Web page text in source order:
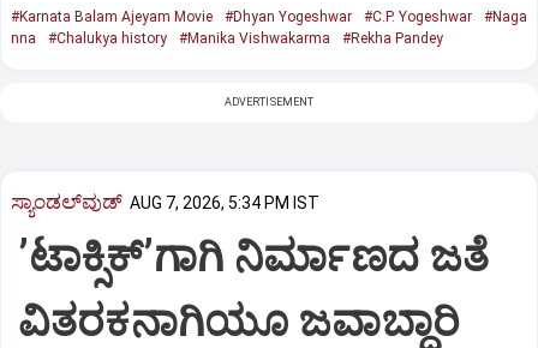
#Karnata Balam Ajeyam Movie #Dhyan Yogeshwar #C.P. Yogeshwar
#Naga
nna
#Chalukya history #Manika Vishwakarma #Rekha Pandey
ADVERTISEMENT
ಸ್ಯಾಂಡಲ್‌ವುಡ್‌ AUG 7, 2026, 5:34 PM IST
ʼಟಾಕ್ಸಿಕ್‌ʼಗಾಗಿ ನಿರ್ಮಾಣದ ಜತೆ
ವಿತರಕನಾಗಿಯೂ ಜವಾಬ್ದಾರಿ